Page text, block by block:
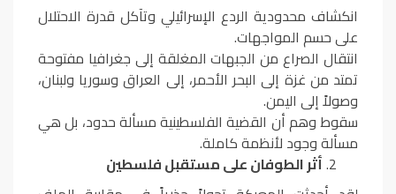
انكشاف محدودية الردع الإسرائيلي وتآكل قدرة الاحتلال
على حسم المواجهات.
انتقال الصراع من الجبهات المغلقة إلى جغرافيا مفتوحة
تمتد من غزة إلى البحر الأحمر، إلى العراق وسوريا ولبنان،
وصولاً إلى اليمن.
سقوط وهم أن القضية الفلسطينية مسألة حدود، بل هي
مسألة وجود لأنظمة كاملة.
أثر الطوفان على مستقبل فلسطين